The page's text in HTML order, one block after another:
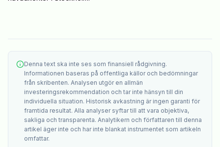
Denna text ska inte ses som finansiell rådgivning.
Informationen baseras på offentliga källor och bedömningar
från skribenten. Analysen utgör en allmän
investeringsrekommendation och tar inte hänsyn till din
individuella situation. Historisk avkastning är ingen garanti för
framtida resultat. Alla analyser syftar till att vara objektiva,
sakliga och transparenta. Analytikern och författaren till denna
artikel äger inte och har inte blankat instrumentet som artikeln
omfattar.